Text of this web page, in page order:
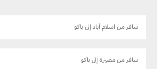
سافر من اسلام آباد إلى باكو
سافر من مصيرة إلى باكو